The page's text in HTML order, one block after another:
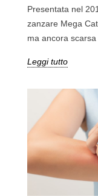
Presentata nel
zanzare Mega
ma ancora scarsa
Leggi tutto